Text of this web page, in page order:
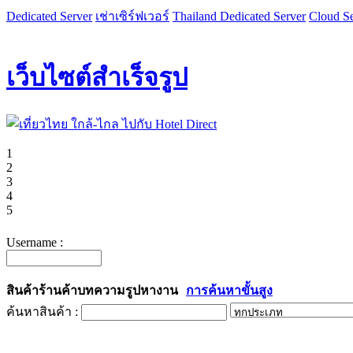
Dedicated Server เช่าเซิร์ฟเวอร์ Thailand Dedicated Server Cloud
เว็บไซต์สำเร็จรูป
1
2
3
4
5
Username :
สินค้าร้านค้าบทความรูปหางาน
การค้นหาขั้นสูง
ค้นหาสินค้า :